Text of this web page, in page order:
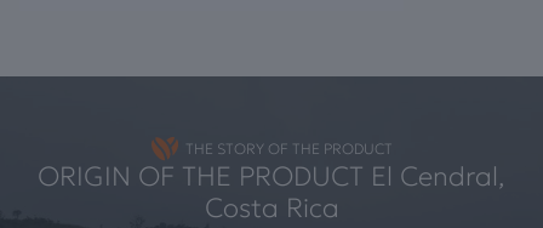
THE STORY OF THE PRODUCT
ORIGIN OF THE PRODUCT El Cendral,
Costa Rica